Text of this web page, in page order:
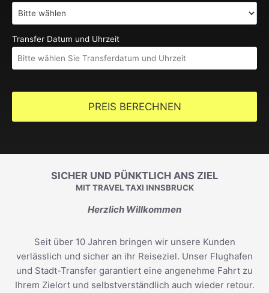
Transfer Datum und Uhrzeit
PREIS BERECHNEN
SICHER UND PÜNKTLICH ANS ZIEL
MIT TRAVEL TAXI INNSBRUCK
Herzlich Willkommen
Seit über 10 Jahren bringen wir unsere Kunden
verlässlich und sicher an ihr Reiseziel. Unser Flughafen
und Stadt-Transfer garantiert eine angenehme Fahrt zu
Ihrem Zielort und selbstverständlich auch wieder retour.